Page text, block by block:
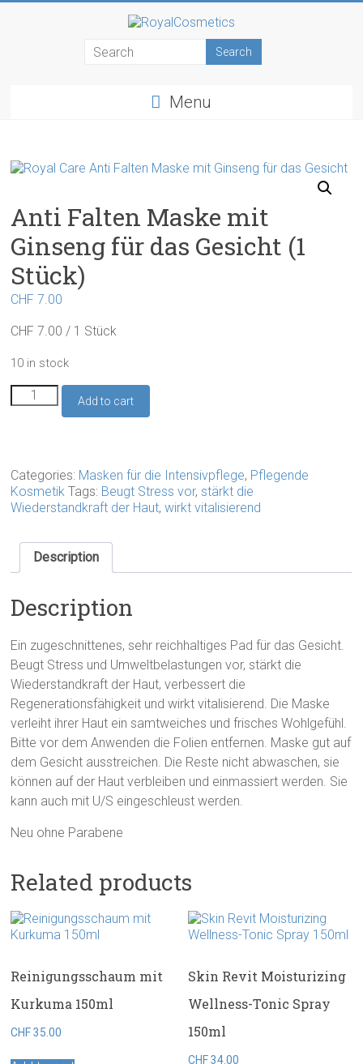
RoyalCosmetics
Menu
Anti Falten Maske mit
Ginseng für das Gesicht (1
Stück)
CHF 7.00
CHF 7.00 / 1 Stück
10 in stock
Anti
Falten
für
das
Gesicht
quantity
Add to cart
Categories: Masken für die Intensivpflege, Pflegende
Kosmetik Tags: Beugt Stress vor, stärkt die
Wiederstandkraft der Haut,wirkt vitalisierend
Description
Description
Ein zugeschnittenes, sehr reichhaltiges Pad für das Gesicht.
Beugt Stress und Umweltbelastungen vor, stärkt die
Wiederstandkraft der Haut, verbessert die
Regenerationsfähigkeit und wirkt vitalisierend. Die Maske
verleiht ihrer Haut ein samtweiches und frisches Wohlgefühl.
Bitte vor dem Anwenden die Folien entfernen. Maske gut auf
dem Gesicht ausstreichen. Die Reste nicht abwaschen, sie
können auf der Haut verbleiben und einmassiert werden. Sie
kann auch mit U/S eingeschleust werden.
Neu ohne Parabene
Related products
Reinigungsschaum mit
Kurkuma 150ml
CHF35.00
Skin Revit Moisturizing
Wellness-Tonic Spray
150ml
CHF34.00